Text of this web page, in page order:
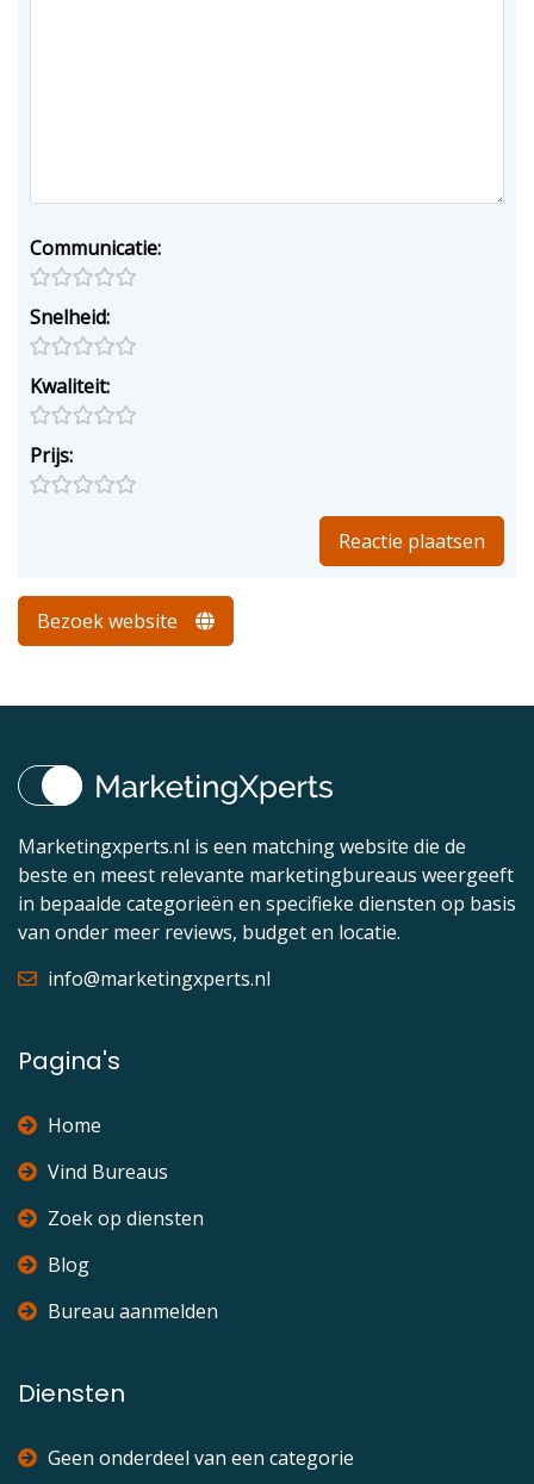
Communicatie:
Snelheid:
Kwaliteit:
Prijs:
Bezoek website
Marketingxperts.nl is een matching website die de
beste en meest relevante marketingbureaus weergeeft
in bepaalde categorieën en specifieke diensten op basis
van onder meer reviews, budget en locatie.
info@marketingxperts.nl
Pagina's
Home
Vind Bureaus
Zoek op diensten
Blog
Bureau aanmelden
Diensten
Geen onderdeel van een categorie